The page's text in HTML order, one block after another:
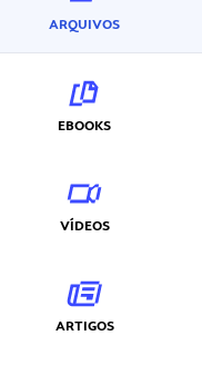
ARQUIVOS
EBOOKS
VÍDEOS
ARTIGOS